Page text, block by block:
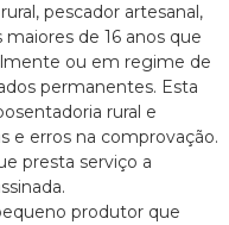
e
pescador artesanal,
de 16 anos que
ou em regime de
permanentes. Esta
rural e
e erros na comprovação.
presta serviço a
produtor que